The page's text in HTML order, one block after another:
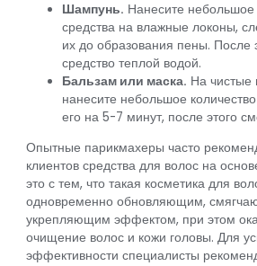
Шампунь. Нанесите небольшое
средства на влажные локоны,
их до образования пены. После
средство теплой водой.
Бальзам или маска. На чистые
нанесите небольшое
его на 5-7 минут, после этого
Опытные парикмахеры часто
клиентов средства для волос на
это с тем, что такая косметика для
одновременно обновляющим,
укрепляющим эффектом, при этом
очищение волос и кожи головы. Для
эффективности специалисты